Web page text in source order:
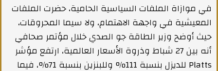
في موازاة الملفات السياسية الحامية، حضرت الملفات
المعيشية في واجهة الاهتمام، ولا سيما المحروقات،
حيث أوضح وزير الطاقة جو الصدي خلال مؤتمر صحافي
أنه بين 27 شباط وذروة الأسعار العالمية، ارتفع مؤشر
Platts للديزل بنسبة 111% وللبنزين بنسبة 71%، فيما